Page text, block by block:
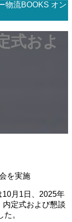
物流BOOKS オン
式およ
を実施
10月1日、2025年
定式および懇談
。